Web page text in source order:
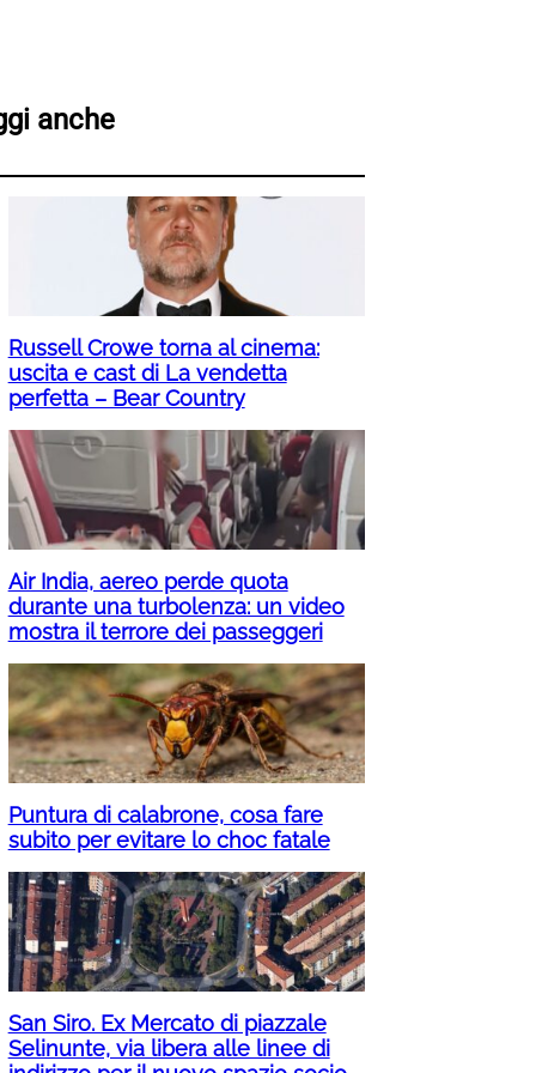
anche
Russell Crowe torna al cinema:
uscita e cast di La vendetta
perfetta – Bear Country
Air India, aereo perde quota
durante una turbolenza: un video
mostra il terrore dei passeggeri
Puntura di calabrone, cosa fare
subito per evitare lo choc fatale
San Siro. Ex Mercato di piazzale
Selinunte, via libera alle linee di